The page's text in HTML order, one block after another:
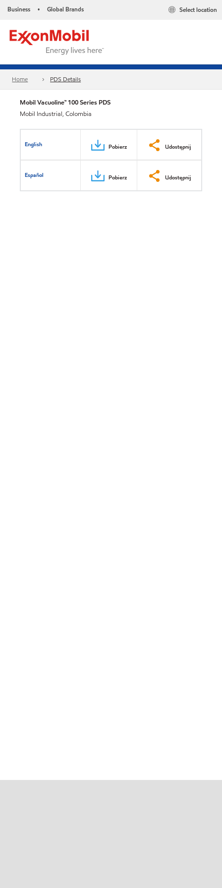
Business • Global Brands Select location
Home PDS Details
Mobil Vacuoline™ 100 Series PDS
Mobil Industrial, Colombia
English Pobierz Udostępnij
Español Pobierz Udostępnij